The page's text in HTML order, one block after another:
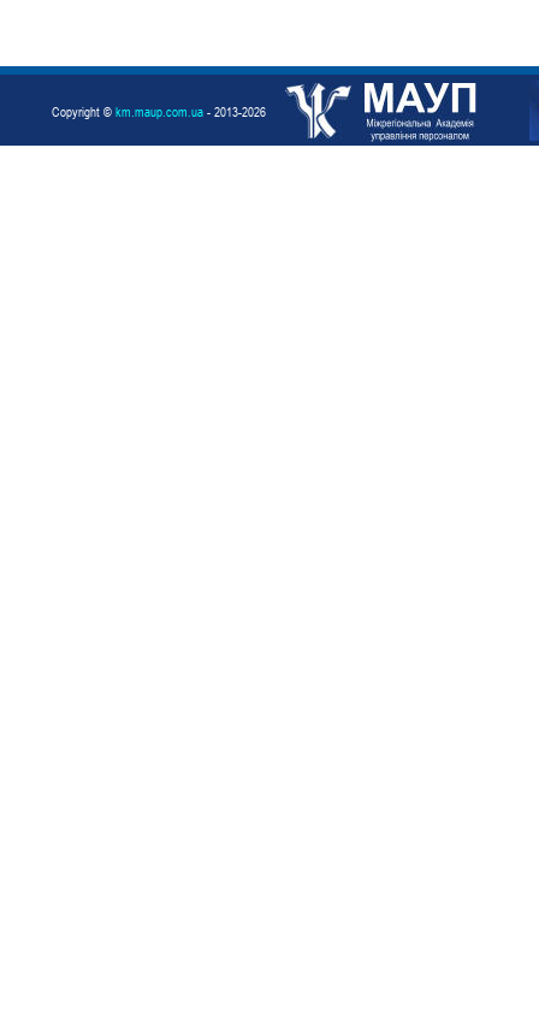
Copyright © km.maup.com.ua - 2013-2026